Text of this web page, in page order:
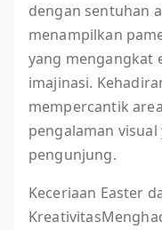
dengan sentuhan
menampilkan
yang mengangkat
imajinasi.
mempercantik
pengalaman
pengunjung.
Keceriaan Easter